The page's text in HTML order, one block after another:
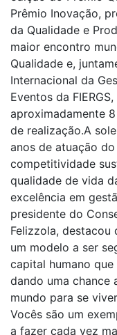
Prêmio Inovação,
da Qualidade e
maior encontro
Qualidade e,
Internacional da
Eventos da
aproximadamente
de realização.A
anos de atuação
competitividade
qualidade de vida
excelência em
presidente do
Felizzola, destacou
um modelo a ser
capital humano
dando uma chance
mundo para se
Vocês são um
a fazer cada vez